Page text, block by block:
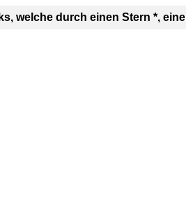
welche durch einen Stern *,